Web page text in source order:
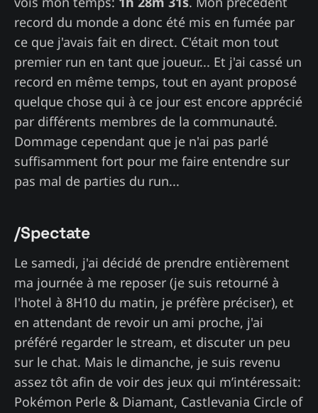
record du monde a donc été mis en fumée par
ce que j'avais fait en direct. C'était mon tout
premier run en tant que joueur... Et j'ai cassé un
record en même temps, tout en ayant proposé
quelque chose qui à ce jour est encore apprécié
par différents membres de la communauté.
Dommage cependant que je n'ai pas parlé
suffisamment fort pour me faire entendre sur
pas mal de parties du run...
/Spectate
Le samedi, j'ai décidé de prendre entièrement
ma journée à me reposer (je suis retourné à
l'hotel à 8H10 du matin, je préfère préciser), et
en attendant de revoir un ami proche, j'ai
préféré regarder le stream, et discuter un peu
sur le chat. Mais le dimanche, je suis revenu
assez tôt afin de voir des jeux qui m’intéressait:
Pokémon Perle & Diamant, Castlevania Circle of